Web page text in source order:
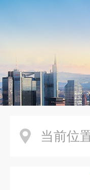
当前位